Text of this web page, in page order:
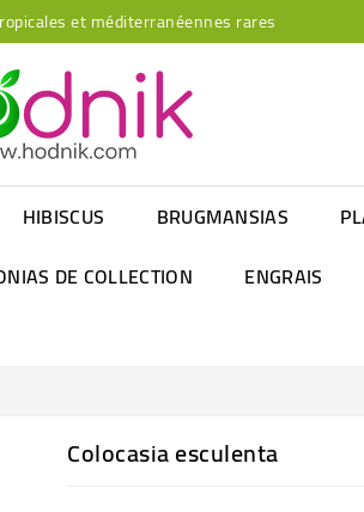
et méditerranéennes rares
HIBISCUS BRUGMANSIAS
DE COLLECTION ENGRAIS
Colocasia esculenta